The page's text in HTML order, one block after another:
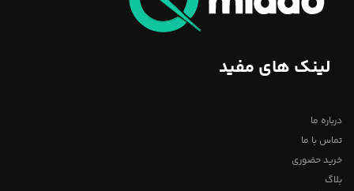
لینک های مفید
درباره ما
تماس با ما
خرید حضوری
بلاگ